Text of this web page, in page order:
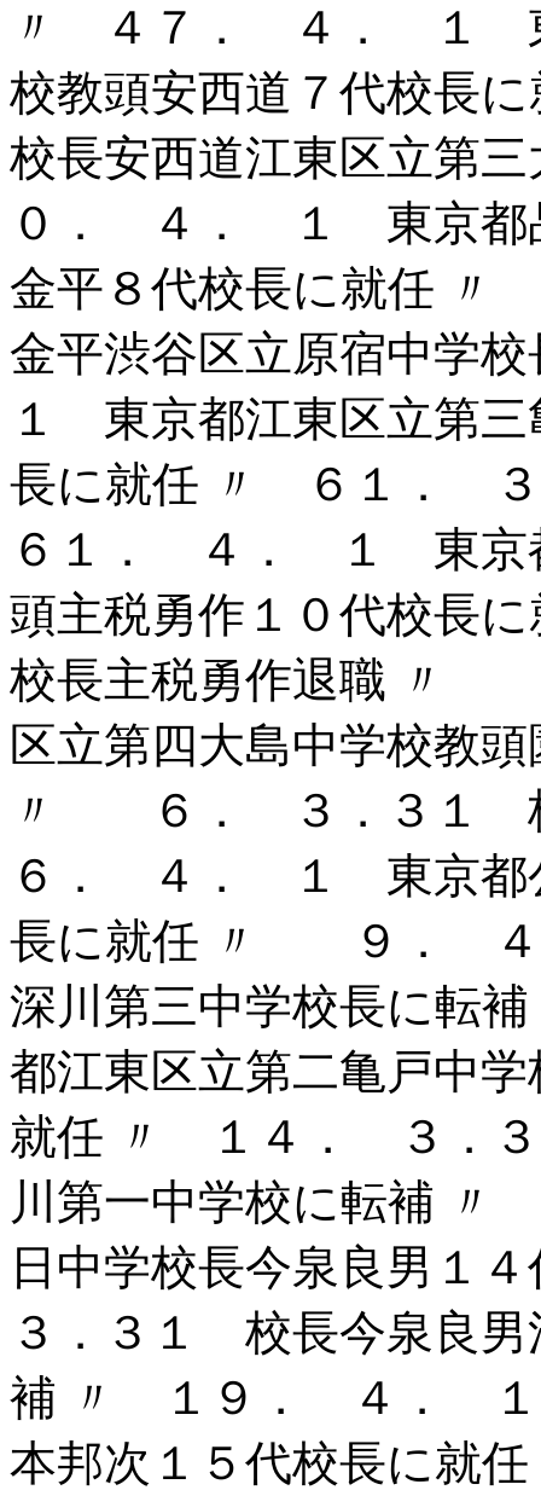
〃 ４７． ４． １ 東
校教頭安西道７代校
校長安西道江東区立第
０． ４． １ 東京都
金平８代校長に就任
金平渋谷区立原宿中
１ 東京都江東区立第三
長に就任 〃 ６１．
６１． ４． １ 東京
頭主税勇作１０代校
校長主税勇作退職
区立第四大島中学校教
〃 ６． ３．３１
６． ４． １ 東京都
長に就任 〃 ９． ４
深川第三中学校長に
都江東区立第二亀戸中
就任 〃 １４． ３．３
川第一中学校に転補
日中学校長今泉良男
３．３１ 校長今泉良男
補 〃 １９． ４． １
本邦次１５代校長に